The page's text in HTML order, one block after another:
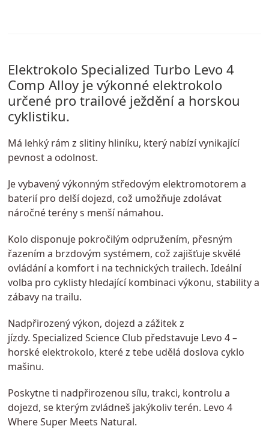
Elektrokolo Specialized Turbo Levo 4
Comp Alloy je výkonné elektrokolo
určené pro trailové ježdění a horskou
cyklistiku.
Má lehký rám z slitiny hliníku, který nabízí vynikající
pevnost a odolnost.
Je vybavený výkonným středovým elektromotorem a
baterií pro delší dojezd, což umožňuje zdolávat
náročné terény s menší námahou.
Kolo disponuje pokročilým odpružením, přesným
řazením a brzdovým systémem, což zajišťuje skvělé
ovládání a komfort i na technických trailech. Ideální
volba pro cyklisty hledající kombinaci výkonu, stability a
zábavy na trailu.
Nadpřirozený výkon, dojezd a zážitek z
jízdy. Specialized Science Club představuje Levo 4 –
horské elektrokolo, které z tebe udělá doslova cyklo
mašinu.
Poskytne ti nadpřirozenou sílu, trakci, kontrolu a
dojezd, se kterým zvládneš jakýkoliv terén. Levo 4
Where Super Meets Natural.